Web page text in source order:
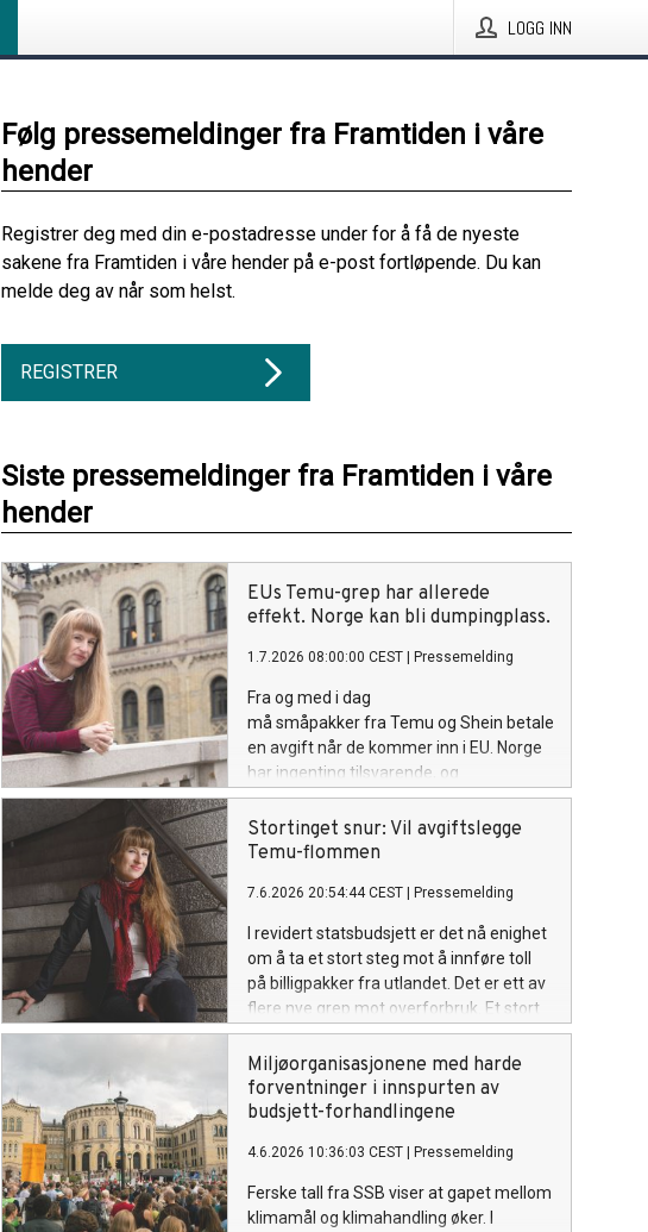
LOGG INN
Følg pressemeldinger fra Framtiden i våre
hender
Registrer deg med din e-postadresse under for å få de nyeste
sakene fra Framtiden i våre hender på e-post fortløpende. Du kan
melde deg av når som helst.
REGISTRER
Siste pressemeldinger fra Framtiden i våre
hender
EUs Temu-grep har allerede
effekt. Norge kan bli dumpingplass.
1.7.2026 08:00:00 CEST Pressemelding
Fra og med i dag
må småpakker fra Temu og Shein betale
en avgift når de kommer inn i EU. Norge
har ingenting tilsvarende, og
plattformene har allerede skjønt
forskjellen: de har trappet ned reklamen
sin i EU, men ikke i Norge. Framtiden i
plass en norsk Temu-avgift, på minst
samme nivå som EU.
Stortinget snur: Vil avgiftslegge
Temu-flommen
7.6.2026 20:54:44 CEST Pressemelding
I revidert statsbudsjett er det nå enighet
om å ta et stort steg mot å innføre toll
på billigpakker fra utlandet. Det er ett av
flere nye grep mot overforbruk. Et stort
gjennombrudd, ifølge Framtiden i våre
hender:
Miljøorganisasjonene med harde
forventninger i innspurten av
budsjett-forhandlingene
4.6.2026 10:36:03 CEST Pressemelding
Ferske tall fra SSB viser at gapet mellom
klimamål og klimahandling øker. I